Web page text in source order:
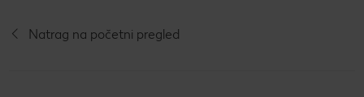
Natrag na početni pregled